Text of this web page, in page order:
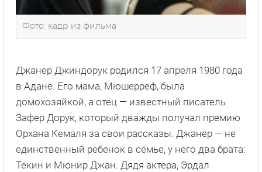
Фото: кадр из фильма
Джанер Джиндорук родился 17 апреля 1980 года
в Адане. Его мама, Мюшерреф, была
домохозяйкой, а отец — известный писатель
Зафер Дорук, который дважды получал премию
Орхана Кемаля за свои рассказы. Джанер — не
единственный ребенок в семье, у него два брата:
Текин и Мюнир Джан. Дядя актера, Эрдал